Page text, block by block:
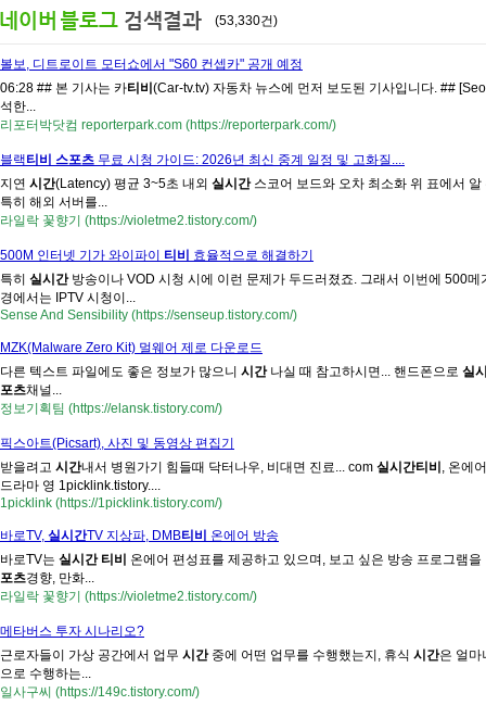
(53,330건)
볼보, 디트로이트 모터쇼에서 "S60 컨셉카" 공개 예정
06:28 ## 본 기사는 카티비 (Car-tv.tv) 자동차 뉴스에 먼저 보도된 기사입니다. ##
석한...
리포터박닷컴 reporterpark.com (https://reporterpark.com/)
블랙티비 스포츠 무료 시청 가이드: 2026년 최신 중계 일정 및 고화질....
지연 시간(Latency) 평균 3~5초 내외 실시간스코어 보드와 오차 최소화 위 표에서 알
특히 해외 서버를...
라일락 꽃향기 (https://violetme2.tistory.com/)
500M 인터넷 기가 와이파이 티비
효율적으로 해결하기
특히 실시간방송이나 VOD 시청 시에 이런 문제가 두드러졌죠. 그래서 이번에 500
경에서는 IPTV 시청이...
Sense And Sensibility (https://senseup.tistory.com/)
MZK(Malware Zero Kit) 멀웨어 제로 다운로드
다른 텍스트 파일에도 좋은 정보가 많으니 시간나실 때 참고하시면... 핸드폰으로 실
포츠채널...
정보기획팀 (https://elansk.tistory.com/)
픽스아트(Picsart), 사진 및 동영상 편집기
받을려고 시간내서 병원가기 힘들때 닥터나우, 비대면 진료... com 실시간티비 , 온에
드라마 영 1picklink.tistory....
1picklink (https://1picklink.tistory.com/)
바로TV, 실시간TV 지상파, DMB티비
온에어 방송
바로TV는 실시간 티비
온에어 편성표를 제공하고 있으며, 보고 싶은 방송 프로그램
포츠경향, 만화...
라일락 꽃향기 (https://violetme2.tistory.com/)
메타버스 투자 시나리오?
근로자들이 가상 공간에서 업무 시간중에 어떤 업무를 수행했는지, 휴식 시간은 얼마
으로 수행하는...
일사구씨 (https://149c.tistory.com/)